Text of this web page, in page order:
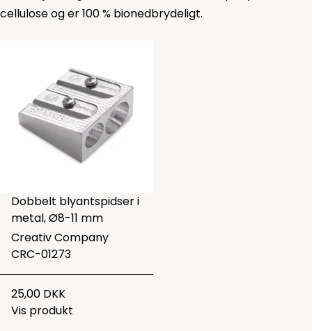
cellulose og er 100 % bionedbrydeligt.
Dobbelt blyantspidser i
metal, Ø8-11 mm
Creativ Company
CRC-01273
25,00 DKK
Vis produkt